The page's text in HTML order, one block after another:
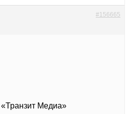
#156665
«Транзит Медиа»